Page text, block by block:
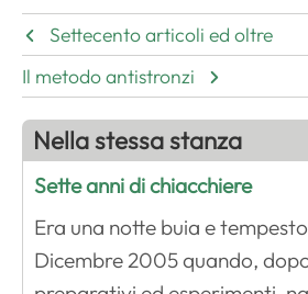
Settecento articoli ed oltre
Il metodo antistronzi
Nella stessa stanza
Sette anni di chiacchiere
Era una notte buia e
Dicembre 2005 quando,